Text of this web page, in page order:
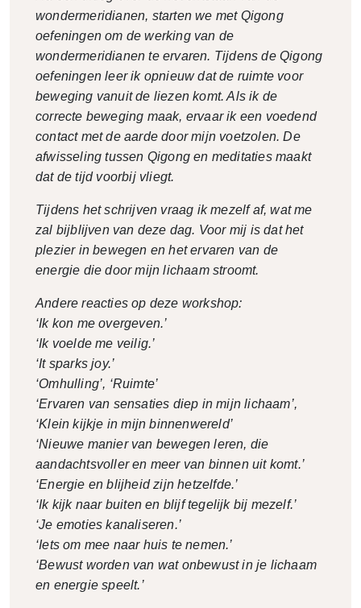
wondermeridianen, starten we met Qigong
oefeningen om de werking van de
wondermeridianen te ervaren. Tijdens de Qigong
oefeningen leer ik opnieuw dat de ruimte voor
beweging vanuit de liezen komt. Als ik de
correcte beweging maak, ervaar ik een voedend
contact met de aarde door mijn voetzolen. De
afwisseling tussen Qigong en meditaties maakt
dat de tijd voorbij vliegt.
Tijdens het schrijven vraag ik mezelf af, wat me
zal bijblijven van deze dag. Voor mij is dat het
plezier in bewegen en het ervaren van de
energie die door mijn lichaam stroomt.
Andere reacties op deze workshop:
‘Ik kon me overgeven.’
‘Ik voelde me veilig.’
‘It sparks joy.’
‘Omhulling’, ‘Ruimte’
‘Ervaren van sensaties diep in mijn lichaam’,
‘Klein kijkje in mijn binnenwereld’
‘Nieuwe manier van bewegen leren, die
aandachtsvoller en meer van binnen uit komt.’
‘Energie en blijheid zijn hetzelfde.’
‘Ik kijk naar buiten en blijf tegelijk bij mezelf.’
‘Je emoties kanaliseren.’
‘Iets om mee naar huis te nemen.’
‘Bewust worden van wat onbewust in je lichaam
en energie speelt.’